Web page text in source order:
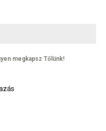
megkapsz Tőlünk!